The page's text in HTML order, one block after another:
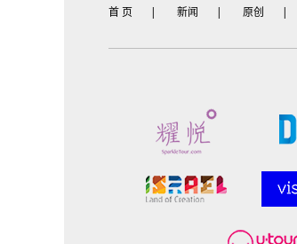
首 页 | 新闻 | 原创 |